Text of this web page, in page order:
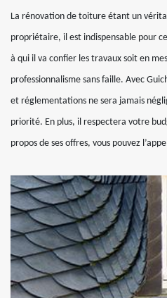
La rénovation de toiture étant un
propriétaire, il est indispensable pour
à qui il va confier les travaux soit en
professionnalisme sans faille. Avec
et réglementations ne sera jamais
priorité. En plus, il respectera votre
propos de ses offres, vous pouvez